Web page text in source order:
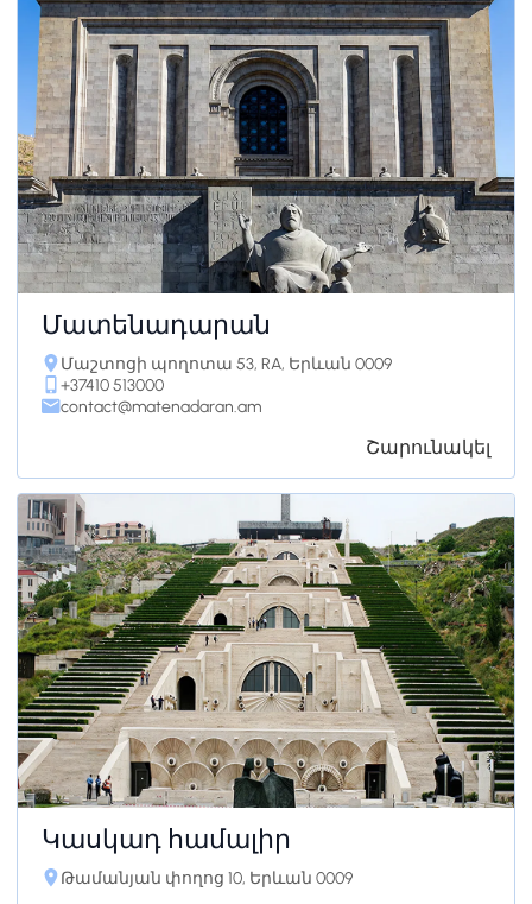
Մատենադարան
Մաշտոցի պողոտա 53, RA, Երևան 0009
+37410 513000
contact@matenadaran.am
Շարունակել
Կասկադ համալիր
Թամանյան փողոց 10, Երևան 0009